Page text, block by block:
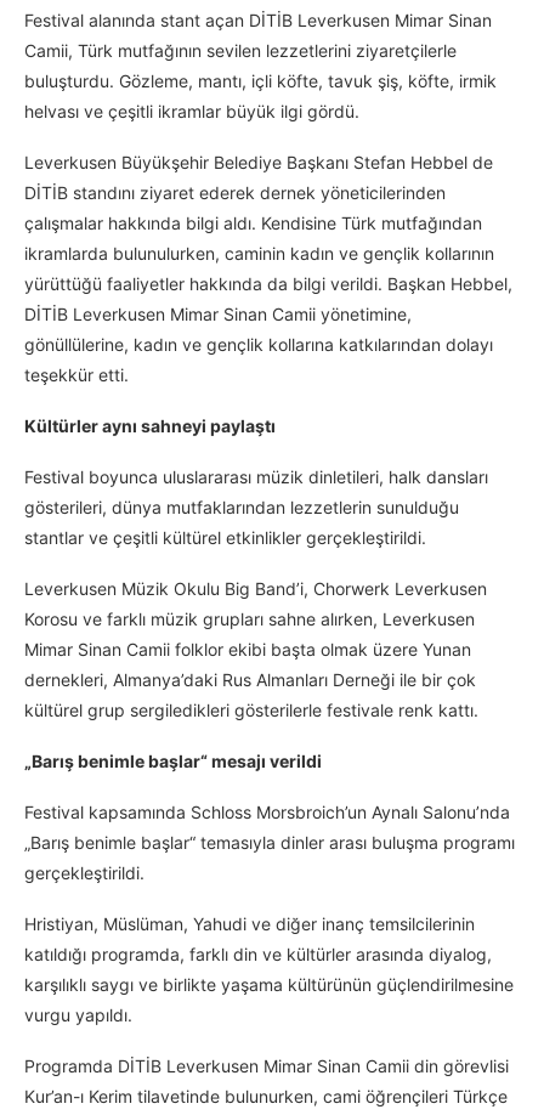
Festival alanında stant açan DİTİB Leverkusen Mimar Sinan
Camii, Türk mutfağının sevilen lezzetlerini ziyaretçilerle
buluşturdu. Gözleme, mantı, içli köfte, tavuk şiş, köfte, irmik
helvası ve çeşitli ikramlar büyük ilgi gördü.
Leverkusen Büyükşehir Belediye Başkanı Stefan Hebbel de
DİTİB standını ziyaret ederek dernek yöneticilerinden
çalışmalar hakkında bilgi aldı. Kendisine Türk mutfağından
ikramlarda bulunulurken, caminin kadın ve gençlik kollarının
yürüttüğü faaliyetler hakkında da bilgi verildi. Başkan Hebbel,
DİTİB Leverkusen Mimar Sinan Camii yönetimine,
gönüllülerine, kadın ve gençlik kollarına katkılarından dolayı
teşekkür etti.
Kültürler aynı sahneyi paylaştı
Festival boyunca uluslararası müzik dinletileri, halk dansları
gösterileri, dünya mutfaklarından lezzetlerin sunulduğu
stantlar ve çeşitli kültürel etkinlikler gerçekleştirildi.
Leverkusen Müzik Okulu Big Band’i, Chorwerk Leverkusen
Korosu ve farklı müzik grupları sahne alırken, Leverkusen
Mimar Sinan Camii folklor ekibi başta olmak üzere Yunan
dernekleri, Almanya’daki Rus Almanları Derneği ile bir çok
kültürel grup sergiledikleri gösterilerle festivale renk kattı.
„Barış benimle başlar“ mesajı verildi
Festival kapsamında Schloss Morsbroich’un Aynalı Salonu’nda
„Barış benimle başlar“ temasıyla dinler arası buluşma programı
gerçekleştirildi.
Hristiyan, Müslüman, Yahudi ve diğer inanç temsilcilerinin
katıldığı programda, farklı din ve kültürler arasında diyalog,
karşılıklı saygı ve birlikte yaşama kültürünün güçlendirilmesine
vurgu yapıldı.
Programda DİTİB Leverkusen Mimar Sinan Camii din görevlisi
Kur’an-ı Kerim tilavetinde bulunurken, cami öğrençileri Türkçe